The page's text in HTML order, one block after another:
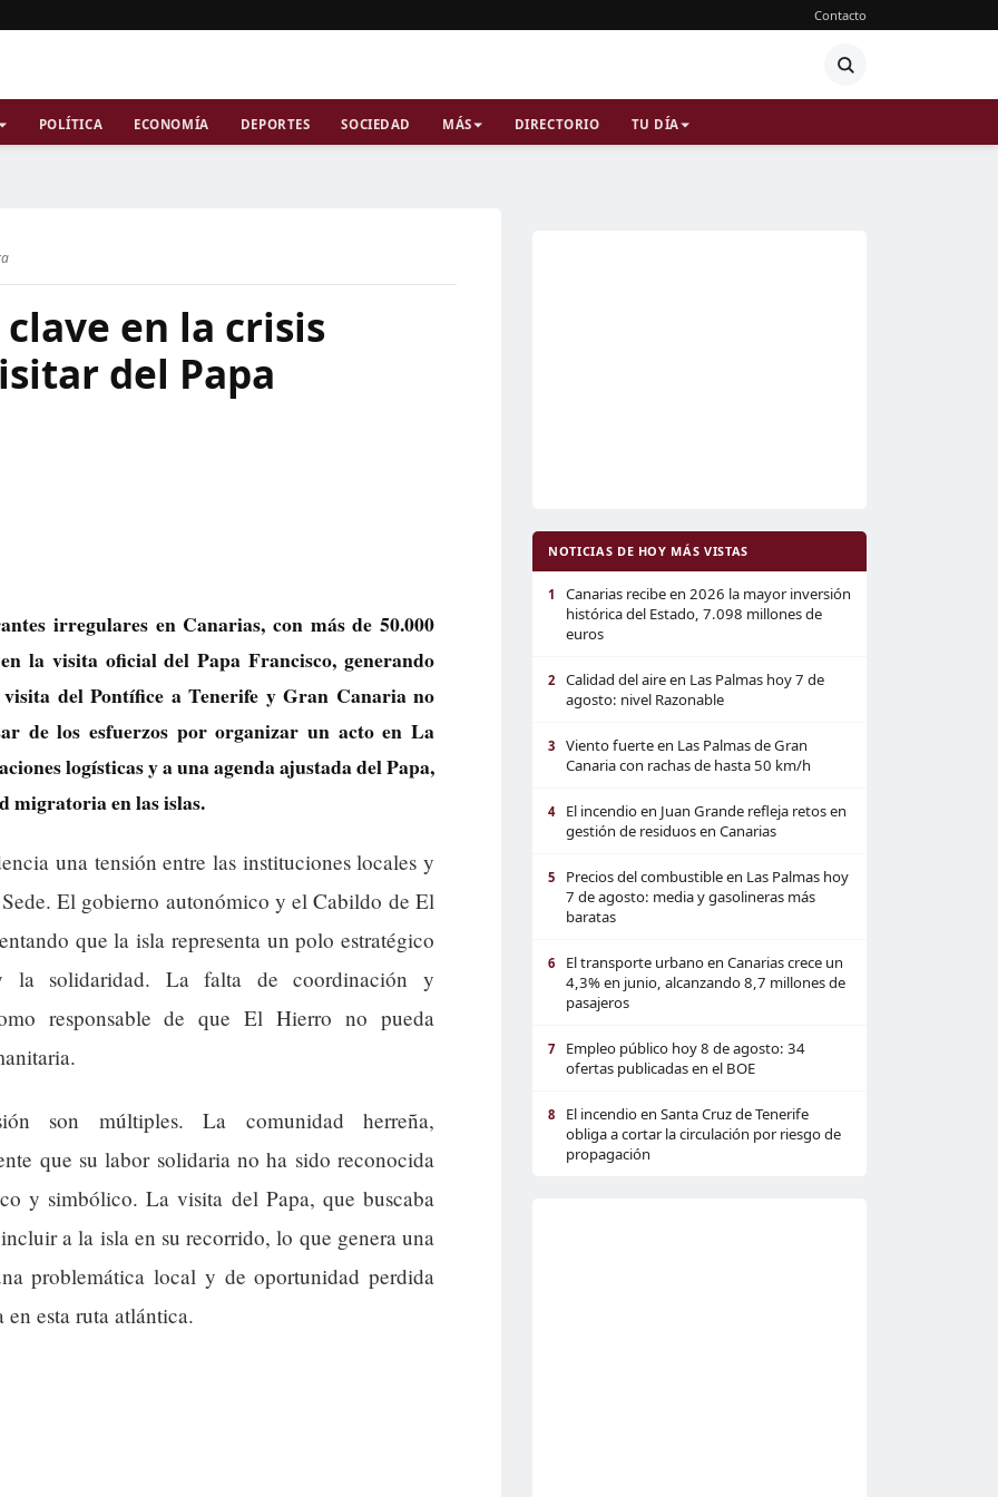
Contacto
POLÍTICA ECONOMÍA DEPORTES SOCIEDAD MÁS DIRECTORIO TU DÍA
en la crisis
del Papa
irregulares en Canarias, con más de 50.000
la visita oficial del Papa Francisco, generando
del Pontífice a Tenerife y Gran Canaria no
de los esfuerzos por organizar un acto en La
logísticas y a una agenda ajustada del Papa,
migratoria en las islas.
una tensión entre las instituciones locales y
El gobierno autonómico y el Cabildo de El
que la isla representa un polo estratégico
solidaridad. La falta de coordinación y
responsable de que El Hierro no pueda
son múltiples. La comunidad herreña,
que su labor solidaria no ha sido reconocida
y simbólico. La visita del Papa, que buscaba
a la isla en su recorrido, lo que genera una
problemática local y de oportunidad perdida
esta ruta atlántica.
NOTICIAS DE HOY MÁS VISTAS
1
Canarias recibe en 2026 la mayor inversión
histórica del Estado, 7.098 millones de
euros
2
Calidad del aire en Las Palmas hoy 7 de
agosto: nivel Razonable
3
Viento fuerte en Las Palmas de Gran
Canaria con rachas de hasta 50 km/h
4
El incendio en Juan Grande refleja retos en
gestión de residuos en Canarias
5
Precios del combustible en Las Palmas hoy
7 de agosto: media y gasolineras más
baratas
6
El transporte urbano en Canarias crece un
4,3% en junio, alcanzando 8,7 millones de
pasajeros
7
Empleo público hoy 8 de agosto: 34
ofertas publicadas en el BOE
8
El incendio en Santa Cruz de Tenerife
obliga a cortar la circulación por riesgo de
propagación